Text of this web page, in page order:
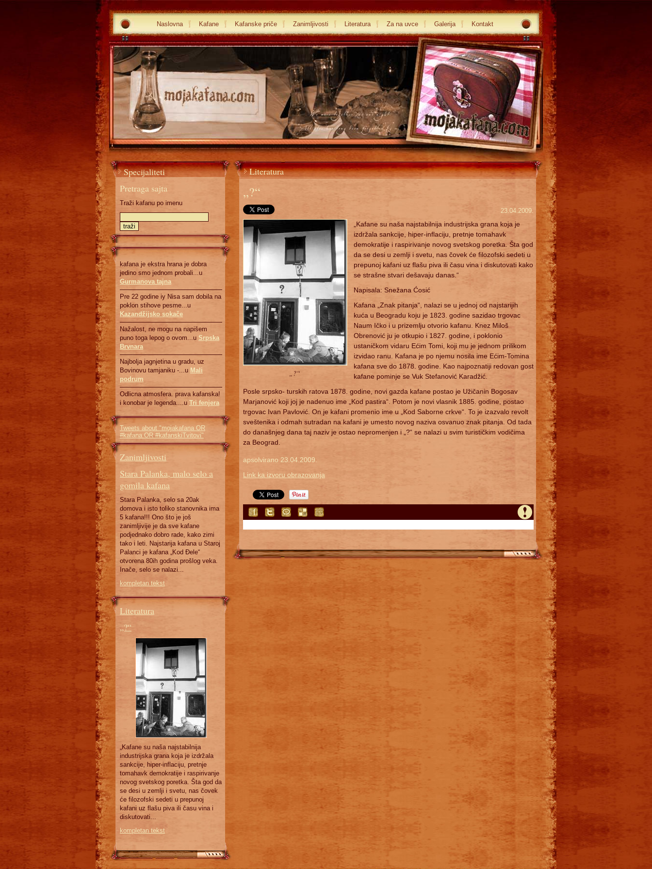
Naslovna Kafane Kafanske priče Zanimljivosti Literatura Za na uvce Galerija Kontakt
Specijaliteti
Pretraga sajta
Traži kafanu po imenu
kafana je ekstra hrana je dobra
jedino smo jednom probali...u
Gurmanova tajna
Pre 22 godine iy Nisa sam dobila na
poklon stihove pesme...u
Kazandžijsko sokače
Nažalost, ne mogu na napišem
puno toga lepog o ovom...u Srpska
Brvnara
Najbolja jagnjetina u gradu, uz
Bovinovu tamjaniku -...u Mali
podrum
Odlicna atmosfera. prava kafanska!
i konobar je legenda....u Tri fenjera
Tweets about "mojakafana OR
#kafana OR #kafanskiTvitovi"
Zanimljivosti
Stara Palanka, malo selo a
gomila kafana
Stara Palanka, selo sa 20ak
domova i isto toliko stanovnika ima
5 kafana!!! Ono što je još
zanimljivije je da sve kafane
podjednako dobro rade, kako zimi
tako i leti. Najstarija kafana u Staroj
Palanci je kafana „Kod Đele“
otvorena 80ih godina prošlog veka.
Inače, selo se nalazi...
kompletan tekst
Literatura
„?“
„Kafane su naša najstabilnija
industrijska grana koja je izdržala
sankcije, hiper-inflaciju, pretnje
tomahavk demokratije i raspirivanje
novog svetskog poretka. Šta god da
se desi u zemlji i svetu, nas čovek
će filozofski sedeti u prepunoj
kafani uz flašu piva ili času vina i
diskutovati...
kompletan tekst
Literatura
„?“
23.04.2009.
„?“
„Kafane su naša najstabilnija industrijska grana koja je
izdržala sankcije, hiper-inflaciju, pretnje tomahavk
demokratije i raspirivanje novog svetskog poretka. Šta god
da se desi u zemlji i svetu, nas čovek će filozofski sedeti u
prepunoj kafani uz flašu piva ili času vina i diskutovati kako
se strašne stvari dešavaju danas.“
Napisala: Snežana Ćosić
Kafana „Znak pitanja“, nalazi se u jednoj od najstarijih
kuća u Beogradu koju je 1823. godine sazidao trgovac
Naum Ičko i u prizemlju otvorio kafanu. Knez Miloš
Obrenović ju je otkupio i 1827. godine, i poklonio
ustaničkom vidaru Ećim Tomi, koji mu je jednom prilikom
izvidao ranu. Kafana je po njemu nosila ime Ećim-Tomina
kafana sve do 1878. godine. Kao najpoznatiji redovan gost
kafane pominje se Vuk Stefanović Karadžić.
Posle srpsko- turskih ratova 1878. godine, novi gazda kafane postao je Užičanin Bogosav
Marjanović koji joj je nadenuo ime „Kod pastira“. Potom je novi vlasnik 1885. godine, postao
trgovac Ivan Pavlović. On je kafani promenio ime u „Kod Saborne crkve“. To je izazvalo revolt
sveštenika i odmah sutradan na kafani je umesto novog naziva osvanuo znak pitanja. Od tada
do današnjeg dana taj naziv je ostao nepromenjen i „?“ se nalazi u svim turističkim vodičima
za Beograd.
apsolvirano 23.04.2009.
Link ka izvoru obrazovanja